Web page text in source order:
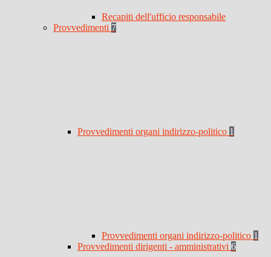
Recapiti dell'ufficio responsabile
Provvedimenti 7
Provvedimenti organi indirizzo-politico 1
Provvedimenti organi indirizzo-politico 1
Provvedimenti dirigenti - amministrativi 6